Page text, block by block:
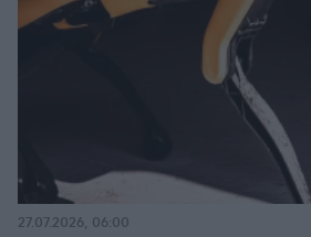
27.07.2026, 06:00